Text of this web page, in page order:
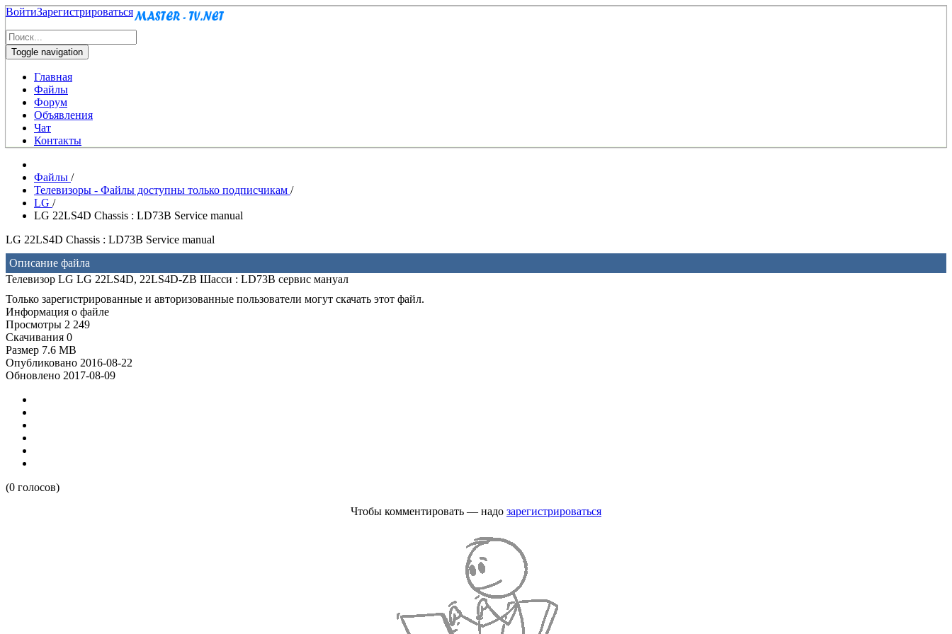
ВойтиЗарегистрироваться
Toggle navigation
Главная
Файлы
Форум
Объявления
Чат
Контакты
Файлы /
Телевизоры - Файлы доступны только подписчикам /
LG /
LG 22LS4D Chassis : LD73B Service manual
LG 22LS4D Chassis : LD73B Service manual
Описание файла
Телевизор LG LG 22LS4D, 22LS4D-ZB Шасси : LD73B сервис мануал
Только зарегистрированные и авторизованные пользователи могут скачать этот файл.
Информация о файле
Просмотры 2 249
Скачивания 0
Размер 7.6 MB
Опубликовано 2016-08-22
Обновлено 2017-08-09
(0 голосов)
Чтобы комментировать — надо зарегистрироваться